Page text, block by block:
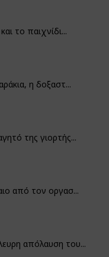
το παιχνίδι...
η δοξαστ...
της γιορτής...
από τον οργασ...
απόλαυση του...